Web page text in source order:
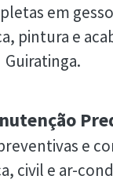
em
pintura e
Guiratinga.
e
civil e ar-